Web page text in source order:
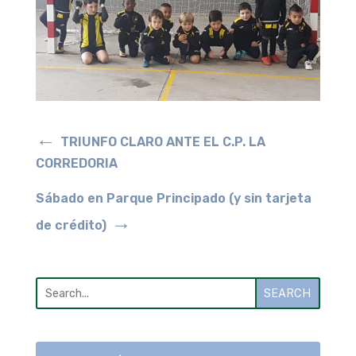
←
TRIUNFO CLARO ANTE EL C.P. LA
CORREDORIA
Sábado en Parque Principado (y sin tarjeta
de crédito)→
SEARCH